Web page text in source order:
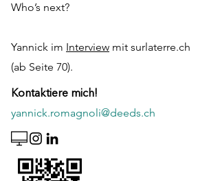
Who’s next?
Yannick im Interview mit surlaterre.ch
(ab Seite 70).
Kontaktiere mich!
yannick.romagnoli@deeds.ch